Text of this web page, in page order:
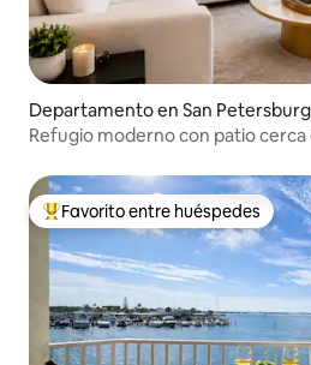
Departamento en San
Refugio moderno con patio
De los mejores en Favorito entre
Favorito entre huéspedes